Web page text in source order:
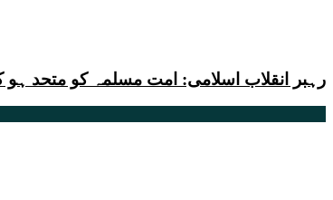
رہبر انقلاب اسلامی: امت مسلمہ کو متحد ہو